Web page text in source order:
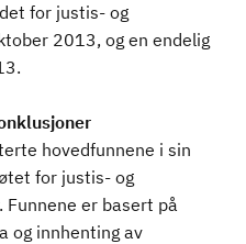
for justis- og
2013, og en endelig
hovedfunnene i sin
for justis- og
er basert på
og innhenting av